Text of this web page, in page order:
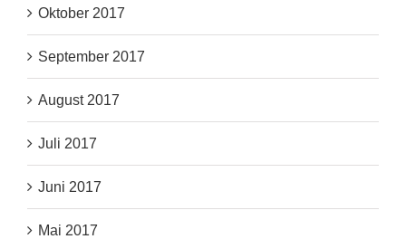
Oktober 2017
September 2017
August 2017
Juli 2017
Juni 2017
Mai 2017